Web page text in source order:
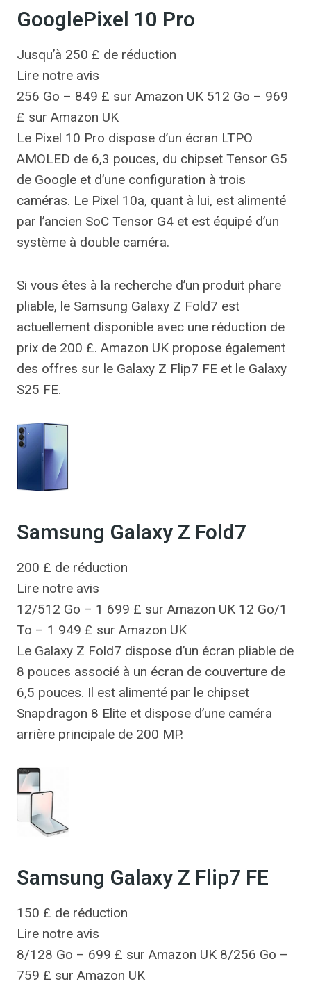
GooglePixel 10 Pro
Jusqu’à 250 £ de réduction
Lire notre avis
256 Go – 849 £ sur Amazon UK 512 Go – 969
£ sur Amazon UK
Le Pixel 10 Pro dispose d’un écran LTPO
AMOLED de 6,3 pouces, du chipset Tensor G5
de Google et d’une configuration à trois
caméras. Le Pixel 10a, quant à lui, est alimenté
par l’ancien SoC Tensor G4 et est équipé d’un
système à double caméra.
Si vous êtes à la recherche d’un produit phare
pliable, le Samsung Galaxy Z Fold7 est
actuellement disponible avec une réduction de
prix de 200 £. Amazon UK propose également
des offres sur le Galaxy Z Flip7 FE et le Galaxy
S25 FE.
Samsung Galaxy Z Fold7
200 £ de réduction
Lire notre avis
12/512 Go – 1 699 £ sur Amazon UK 12 Go/1
To – 1 949 £ sur Amazon UK
Le Galaxy Z Fold7 dispose d’un écran pliable de
8 pouces associé à un écran de couverture de
6,5 pouces. Il est alimenté par le chipset
Snapdragon 8 Elite et dispose d’une caméra
arrière principale de 200 MP.
Samsung Galaxy Z Flip7 FE
150 £ de réduction
Lire notre avis
8/128 Go – 699 £ sur Amazon UK 8/256 Go –
759 £ sur Amazon UK